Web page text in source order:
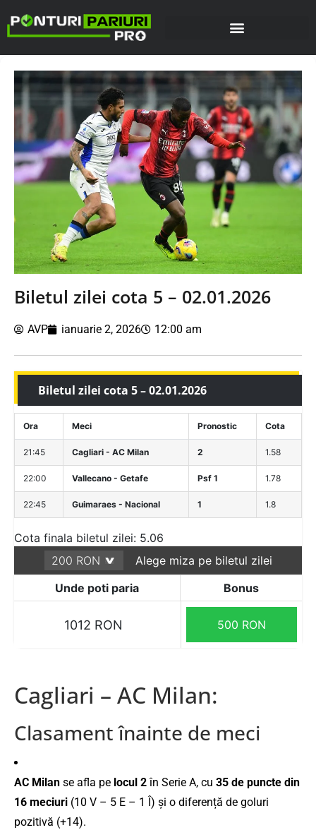
Biletul zilei cota 5 – 02.01.2026
AVP ianuarie 2, 2026 12:00 am
Biletul zilei cota 5 – 02.01.2026
Ora Meci Pronostic Cota
21:45 Cagliari - AC Milan 2 1.58
22:00 Vallecano - Getafe Psf 1 1.78
22:45 Guimaraes - Nacional 1 1.8
Cota finala biletul zilei: 5.06
Alege miza pe biletul zilei
Unde poti paria
Bonus
1012 RON 500 RON
Cagliari – AC Milan:
Clasament înainte de meci
AC Milan se afla pe locul 2în Serie A, cu 35 de puncte din
16 meciuri (10 V – 5 E – 1 Î) și o diferență de goluri
pozitivă (+14).